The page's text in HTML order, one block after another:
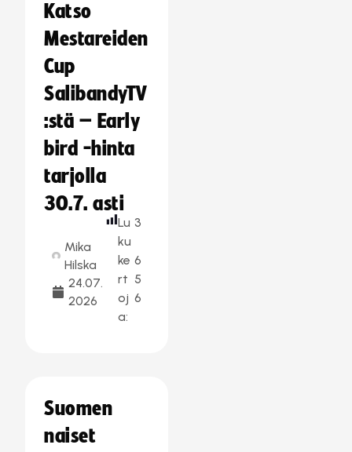
Katso
Mestareiden
Cup
SalibandyTV
:stä – Early
bird -hinta
tarjolla
30.7. asti
Mika
Hilska
24.07.
2026
Lu
ku
ke
rt
oj
a:
3
6
5
6
Suomen
naiset